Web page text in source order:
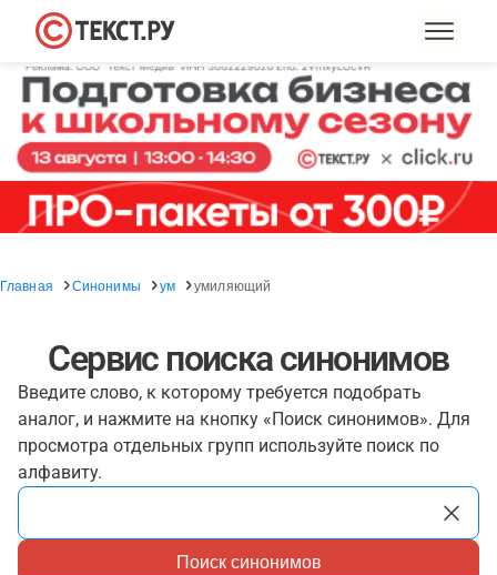
Главная Синонимы ум умиляющий
Сервис поиска синонимов
Введите слово, к которому требуется подобрать
аналог, и нажмите на кнопку «Поиск синонимов». Для
просмотра отдельных групп используйте поиск по
алфавиту.
Поиск синонимов